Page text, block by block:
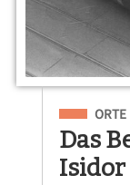
Das
Isidor